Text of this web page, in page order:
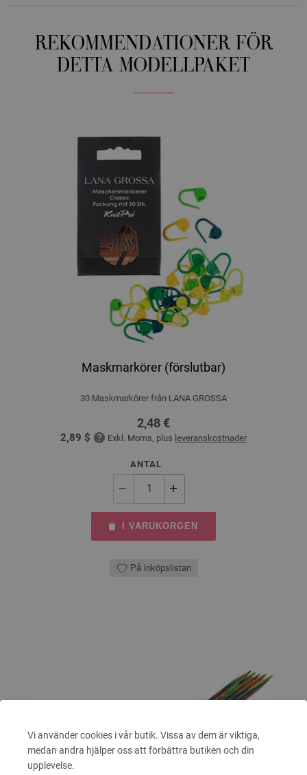
Vi använder cookies i vår butik. Vissa av dem är viktiga,
medan andra hjälper oss att förbättra butiken och din
upplevelse.
REKOMMENDATIONER FÖR
DETTA MODELLPAKET
Maskmarkörer (förslutbar)
30 Maskmarkörer från LANA GROSSA
2,48 €
2,89 $ Exkl. Moms, plus leveranskostnader
ANTAL
I VARUKORGEN
På inköpslistan